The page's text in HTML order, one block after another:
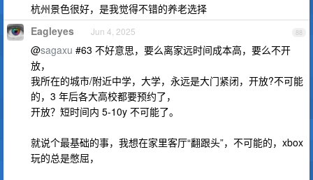
杭州景色很好，是我觉得不错的养老选择
88
Eagleyes Jun 4, 2025
@sagaxu #63 不好意思，要么离家远时间成本高，要么不开
放，
我所在的城市/附近中学，大学，永远是大门紧闭，开放?不可能
的，3 年后各大高校都要预约了，
开放？短时间内 5-10y 不可能了。
就说个最基础的事，我想在家里客厅“翻跟头”，不可能的，xbox
玩的总是憋屈，